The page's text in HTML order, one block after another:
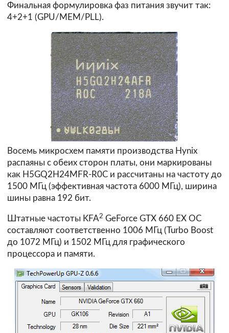
Финальная формулировка фаз питания звучит так:
4+2+1 (GPU/MEM/PLL).
Восемь микросхем памяти производства Hynix
распаяны с обеих сторон платы, они маркированы
как H5GQ2H24MFR-R0C и рассчитаны на частоту до
1500 МГц (эффективная частота 6000 МГц), ширина
шины равна 192 бит.
Штатные частоты KFA2 GeForce GTX 660 EX OC
составляют соответственно 1006 МГц (Turbo Boost
до 1072 МГц) и 1502 МГц для графического
процессора и памяти.